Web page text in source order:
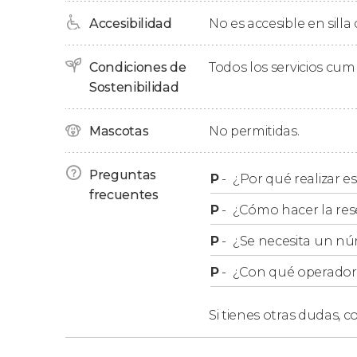
deseen podrán degustar los
este exquisito manjar, daremos un paseo
Durante lavisita guiada por la Quinta da
mandado construir por el empresario
escogido al azar. El
arquitecto Luigipudo
Monteiro, como por ejemplo elpozo iniciático.
Finalmente, después de entre tres horas y
tour en la entrada de la Quinta da Regaleira.
Accesibilidad No es accesible en silla
Condiciones de
Sostenibilidad
Todos los servicios
Mascotas No permitidas.
Preguntas
frecuentes
P- ¿Por qué realizar
P- ¿Cómo hacer la
P- ¿Se necesita un
P- ¿Con qué
Si tienes otras dudas,